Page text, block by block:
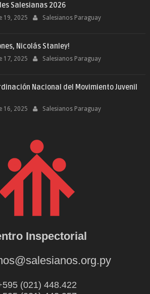
Salesianas 2026
19, 2025 Salesianos Paraguay
Nicolás Stanley!
17, 2025 Salesianos Paraguay
Nacional del Movimiento Juvenil
16, 2025 Salesianos Paraguay
Inspectorial
(021) 448.422